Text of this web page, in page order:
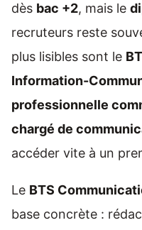
dès bac +2, mais le
recruteurs reste
plus lisibles sont le
Information-
professionnelle
chargé de
accéder vite à un
Le BTS
base concrète :